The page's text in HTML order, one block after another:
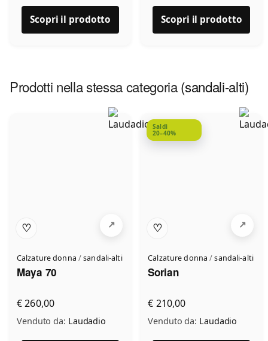
Scopri il prodotto Scopri il prodotto
Prodotti nella stessa categoria(sandali-alti)
♡
Calzature donna /sandali-alti
Maya 70
€ 260,00
Venduto da: Laudadio
Saldi
20–40%
♡
Calzature donna /sandali-alti
Sorian
€ 210,00
Venduto da: Laudadio